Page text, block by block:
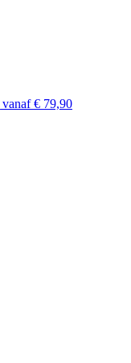
vanaf € 79,90